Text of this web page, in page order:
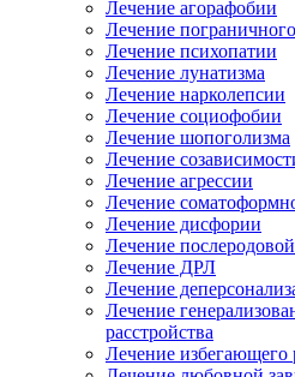
Лечение агорафобии
Лечение
Лечение психопатии
Лечение лунатизма
Лечение нарколепсии
Лечение социофобии
Лечение шопоголизма
Лечение
Лечение агрессии
Лечение
Лечение дисфории
Лечение
Лечение ДРЛ
Лечение
Лечение
расстройства
Лечение избегающего